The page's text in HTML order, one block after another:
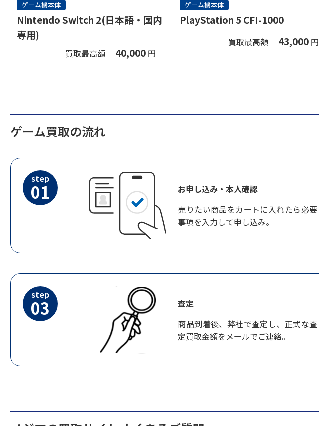
ゲーム機本体
Nintendo Switch 2(日本語・国内
専用)
買取最高額 40,000 円
ゲーム機本体
PlayStation 5 CFI-1000
買取最高額 43,000 円
ゲーム買取の流れ
step
01
お申し込み・本人確認
売りたい商品をカートに入れたら必要
事項を入力して申し込み。
step
03
査定
商品到着後、弊社で査定し、正式な査
定買取金額をメールでご連絡。